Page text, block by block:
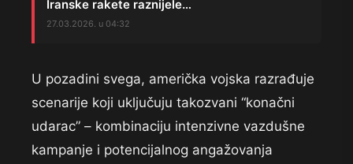
Iranske rakete raznijele…
27.03.2026. u 04:32
U pozadini svega, američka vojska razrađuje
scenarije koji uključuju takozvani “konačni
udarac” – kombinaciju intenzivne vazdušne
kampanje i potencijalnog angažovanja